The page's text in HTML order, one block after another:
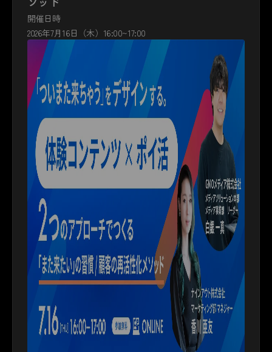
開催日時
2026年7月16日（木）16:00~17:00